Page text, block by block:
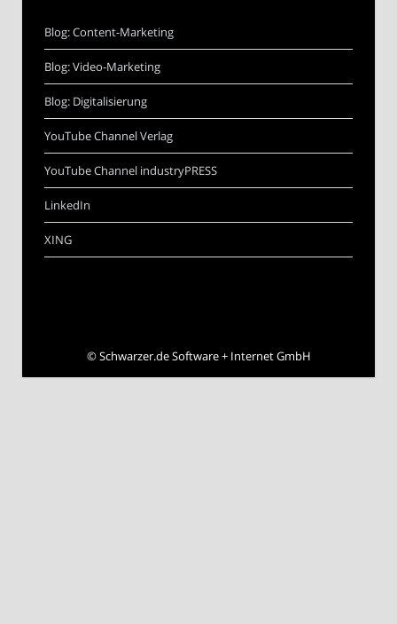
Blog: Content-Marketing
Blog: Video-Marketing
Blog: Digitalisierung
YouTube Channel Verlag
YouTube Channel industryPRESS
LinkedIn
XING
©Schwarzer.de Software + Internet GmbH